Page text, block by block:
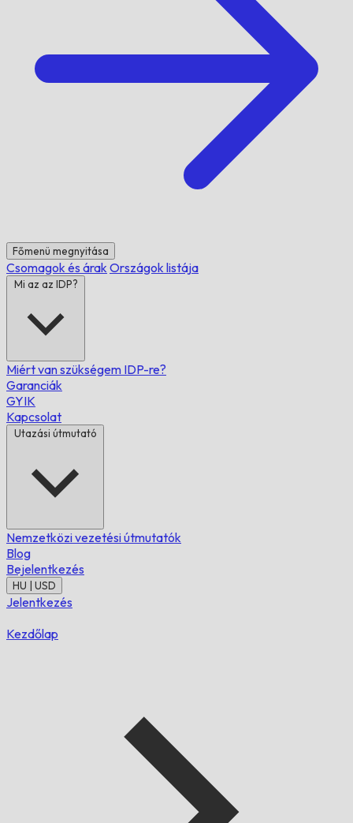
Főmenü megnyitása
Csomagok és árak Országok listája
Mi az az IDP?
Miért van szükségem IDP-re?
Garanciák
GYIK
Kapcsolat
Utazási útmutató
Nemzetközi vezetési útmutatók
Blog
Bejelentkezés
HU | USD
Jelentkezés
Kezdőlap